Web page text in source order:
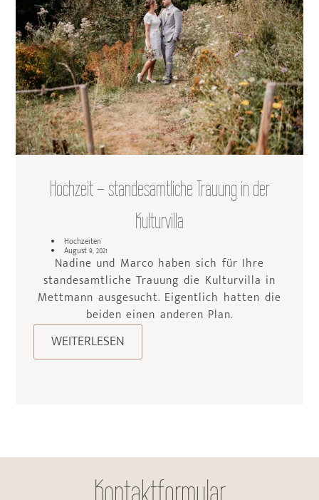
Hochzeit – standesamtliche Trauung in der
Kulturvilla
Hochzeiten
August 9, 2021
Nadine und Marco haben sich für Ihre
standesamtliche Trauung die Kulturvilla in
Mettmann ausgesucht. Eigentlich hatten die
beiden einen anderen Plan.
WEITERLESEN